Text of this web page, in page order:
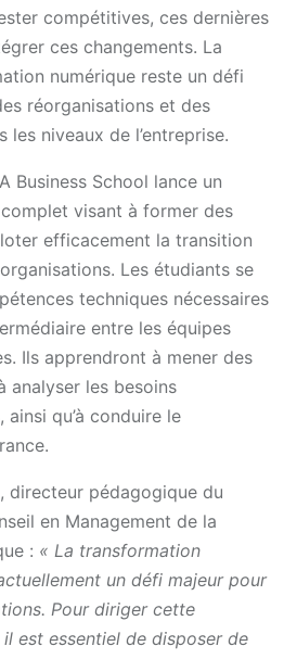
compétitives, ces dernières
ces changements. La
numérique reste un défi
réorganisations et des
les niveaux de l’entreprise.
Business School lance un
visant à former des
efficacement la transition
Les étudiants se
techniques nécessaires
entre les équipes
Ils apprendront à mener des
analyser les besoins
qu’à conduire le
directeur pédagogique du
en Management de la
: « La transformation
un défi majeur pour
Pour diriger cette
est essentiel de disposer de